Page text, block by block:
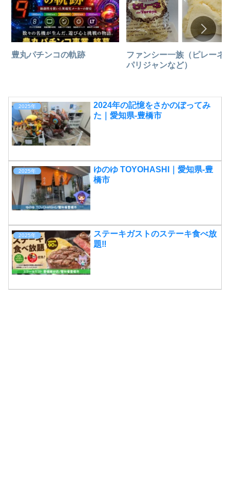
豊丸パチンコの軌跡
ファンシー一族（ピレーネ
パリジャンなど）
2025年
2024年の記憶をさかのぼってみ
た｜愛知県-豊橋市
2025年
ゆのゆ TOYOHASHI｜愛知県-豊
橋市
2025年
ステーキガストのステーキ食べ放
題‼